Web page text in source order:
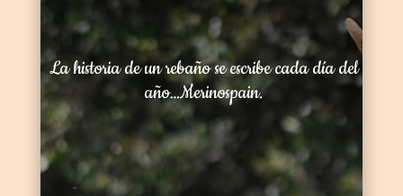
La historia de un rebaño se escribe cada día del
año…Merinospain.